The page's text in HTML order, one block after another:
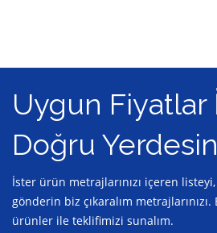
Uygun Fiyatlar
Doğru
İster ürün metrajlarınızı içeren
gönderin biz çıkaralım
ürünler ile teklifimizi sunalım.